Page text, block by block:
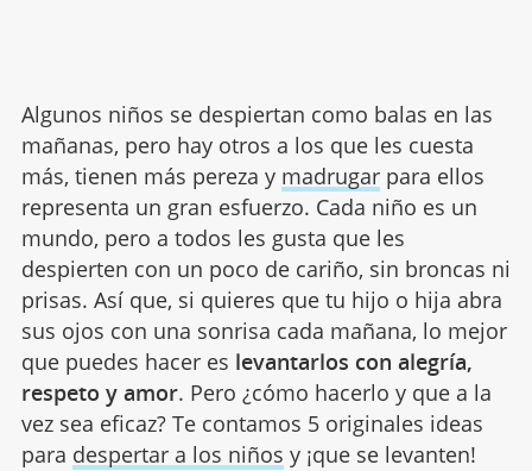
Algunos niños se despiertan como balas en las
mañanas, pero hay otros a los que les cuesta
más, tienen más pereza y madrugarpara ellos
representa un gran esfuerzo. Cada niño es un
mundo, pero a todos les gusta que les
despierten con un poco de cariño, sin broncas ni
prisas. Así que, si quieres que tu hijo o hija abra
sus ojos con una sonrisa cada mañana, lo mejor
que puedes hacer es levantarlos con alegría,
respeto y amor. Pero ¿cómo hacerlo y que a la
vez sea eficaz? Te contamos 5 originales ideas
para despertar a los niños y ¡que se levanten!